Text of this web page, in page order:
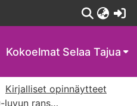
Kokoelmat Selaa Tajua
Kirjalliset opinnäytteet
Kaksi näkökulmaa 1920-luvun ranskalaiseen modernismiin: Käsiteanalyysista intertekstuaalisuuden lajeihin